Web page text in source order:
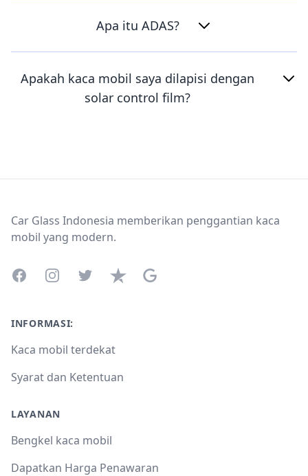
Apa itu ADAS?
Apakah kaca mobil saya dilapisi dengan
solar control film?
Car Glass Indonesia memberikan penggantian kaca
mobil yang modern.
FacebookInstagramTwitterTrustpilotGoogle Business Profile
INFORMASI:
Kaca mobil terdekat
Syarat dan Ketentuan
LAYANAN
Bengkel kaca mobil
Dapatkan Harga Penawaran